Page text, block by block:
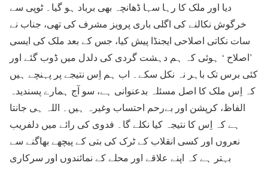
دیا اور ملک کا رہا سہا ڈھانچہ بھی برباد ہو گیا۔ ٹوپی سے
خرگوش نکالنے کی اگلی باری پرویز مشرف کی تھی، جناب نے
سات نکاتی اصلاحی ایجنڈا پیش کیا، جس کے بعد ملک کی ایسی
’اصلاح ‘ ہوئی کہ ہم دہشت گردی کی دلدل میں ڈوب گئے اور
کئی برس تک باہر نہ نکل سکے۔ اب ہم اِس نتیجے پر پہنچے ہیں
کہ اِس ملک کا اصل مسئلہ بدعنوانی ہے، سو آج ہمارے پسندیدہ
الفاظ، کرپشن اور بےرحم احتساب وغیرہ ہیں۔ اللہ ہی جانتا
ہے کہ اِس کا نتیجہ کیا نکلے گا۔ فدوی کی رائے میں دلفریب
نعروں اور کسی انقلاب کے ٹرک کی بتی کے پیچھے بھاگنے سے
بہتر ہے کہ اپنے علاقے اور محلے کے نمائندوں اور سرکاری